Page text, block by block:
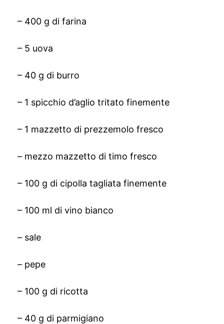
– 400 g di farina
– 5 uova
– 40 g di burro
– 1 spicchio d’aglio tritato finemente
– 1 mazzetto di prezzemolo fresco
– mezzo mazzetto di timo fresco
– 100 g di cipolla tagliata finemente
– 100 ml di vino bianco
– sale
– pepe
– 100 g di ricotta
– 40 g di parmigiano